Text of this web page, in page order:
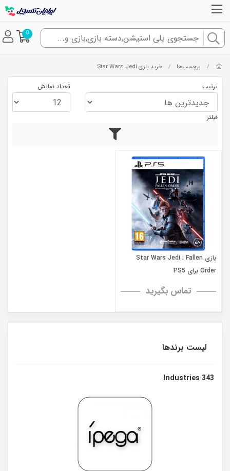
0
/ برچسب‌ها / خرید بازی Star Wars Jedi
ترتیب تعداد نمایش
فیلتر
بازی Star Wars Jedi : Fallen
Order برای PS5
تماس بگیرید
لیست برندها
343 Industries